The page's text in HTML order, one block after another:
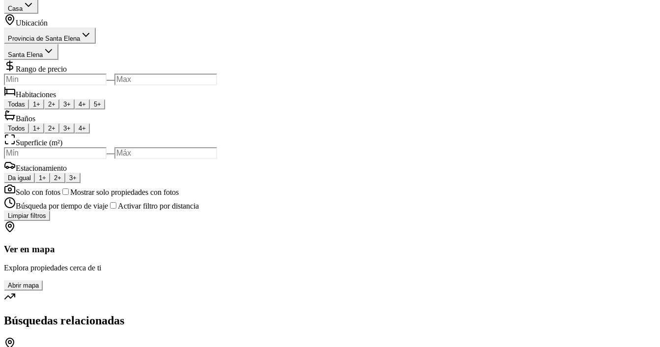
Casa
Ubicación
Provincia de Santa Elena
Santa Elena
Rango de precio
—
Habitaciones
Todas 1+ 2+ 3+ 4+ 5+
Baños
Todos 1+ 2+ 3+ 4+
Superficie (m²)
—
Estacionamiento
Da igual 1+ 2+ 3+
Solo con fotos
Mostrar solo propiedades con fotos
Búsqueda por tiempo de viaje
Activar filtro por distancia
Limpiar filtros
Ver en mapa
Explora propiedades cerca de ti
Abrir mapa
Búsquedas relacionadas